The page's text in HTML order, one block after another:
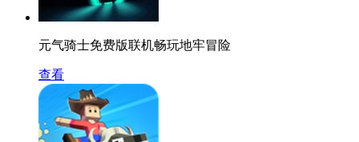
元气骑士免费版联机畅玩地牢冒险
查看